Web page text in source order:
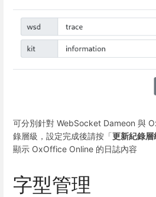
可分別針對 WebSocket Dameon 與
錄層級，設定完成後請按「更新紀錄層
顯示 OxOffice Online 的日誌內容
字型管理